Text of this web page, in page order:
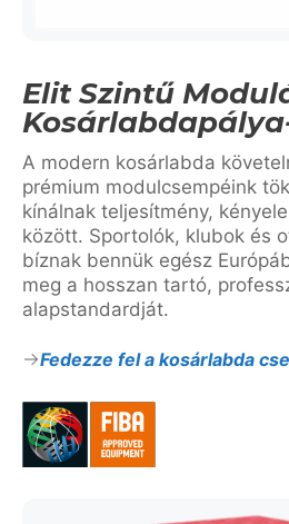
Elit Szintű
A modern kosárlabda
prémium modulcsempéink
kínálnak teljesítmény,
között. Sportolók, klubok és
bíznak bennük egész
meg a hosszan tartó,
alapstandardját.
Fedezze fel a kosárlabda